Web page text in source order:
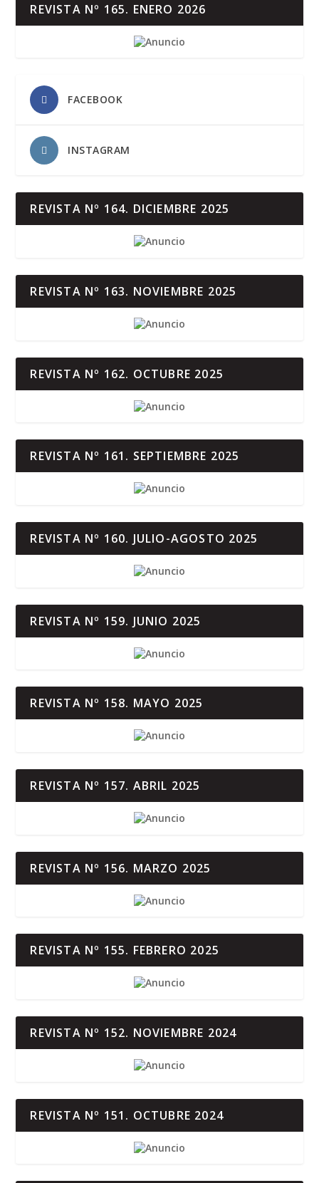
REVISTA Nº 165. ENERO 2026
FACEBOOK
INSTAGRAM
REVISTA Nº 164. DICIEMBRE 2025
REVISTA Nº 163. NOVIEMBRE 2025
REVISTA Nº 162. OCTUBRE 2025
REVISTA Nº 161. SEPTIEMBRE 2025
REVISTA Nº 160. JULIO-AGOSTO 2025
REVISTA Nº 159. JUNIO 2025
REVISTA Nº 158. MAYO 2025
REVISTA Nº 157. ABRIL 2025
REVISTA Nº 156. MARZO 2025
REVISTA Nº 155. FEBRERO 2025
REVISTA Nº 152. NOVIEMBRE 2024
REVISTA Nº 151. OCTUBRE 2024